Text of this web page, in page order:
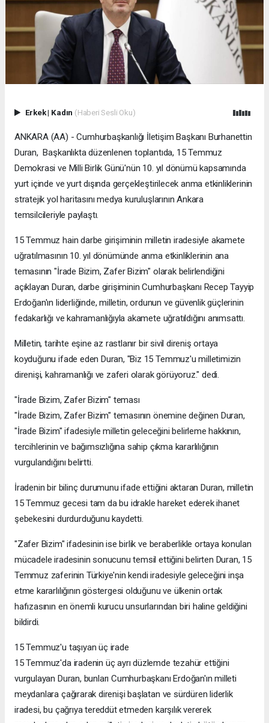
Erkek| Kadın (Haberi Sesli Oku)
ANKARA (AA) - Cumhurbaşkanlığı İletişim Başkanı Burhanettin
Duran, Başkanlıkta düzenlenen toplantıda, 15 Temmuz
Demokrasi ve Milli Birlik Günü'nün 10. yıl dönümü kapsamında
yurt içinde ve yurt dışında gerçekleştirilecek anma etkinliklerinin
stratejik yol haritasını medya kuruluşlarının Ankara
temsilcileriyle paylaştı.
15 Temmuz hain darbe girişiminin milletin iradesiyle akamete
uğratılmasının 10. yıl dönümünde anma etkinliklerinin ana
temasının "İrade Bizim, Zafer Bizim" olarak belirlendiğini
açıklayan Duran, darbe girişiminin Cumhurbaşkanı Recep Tayyip
Erdoğan'ın liderliğinde, milletin, ordunun ve güvenlik güçlerinin
fedakarlığı ve kahramanlığıyla akamete uğratıldığını anımsattı.
Milletin, tarihte eşine az rastlanır bir sivil direniş ortaya
koyduğunu ifade eden Duran, "Biz 15 Temmuz'u milletimizin
direnişi, kahramanlığı ve zaferi olarak görüyoruz." dedi.
"İrade Bizim, Zafer Bizim" teması
"İrade Bizim, Zafer Bizim" temasının önemine değinen Duran,
"İrade Bizim" ifadesiyle milletin geleceğini belirleme hakkının,
tercihlerinin ve bağımsızlığına sahip çıkma kararlılığının
vurgulandığını belirtti.
İradenin bir bilinç durumunu ifade ettiğini aktaran Duran, milletin
15 Temmuz gecesi tam da bu idrakle hareket ederek ihanet
şebekesini durdurduğunu kaydetti.
"Zafer Bizim" ifadesinin ise birlik ve beraberlikle ortaya konulan
mücadele iradesinin sonucunu temsil ettiğini belirten Duran, 15
Temmuz zaferinin Türkiye'nin kendi iradesiyle geleceğini inşa
etme kararlılığının göstergesi olduğunu ve ülkenin ortak
hafızasının en önemli kurucu unsurlarından biri haline geldiğini
bildirdi.
15 Temmuz'u taşıyan üç irade
15 Temmuz'da iradenin üç ayrı düzlemde tezahür ettiğini
vurgulayan Duran, bunları Cumhurbaşkanı Erdoğan'ın milleti
meydanlara çağırarak direnişi başlatan ve sürdüren liderlik
iradesi, bu çağrıya tereddüt etmeden karşılık vererek